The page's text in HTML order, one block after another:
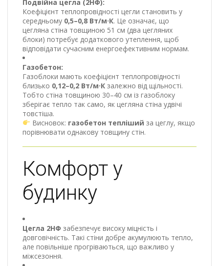
Подвійна цегла (2НФ):
Коефіцієнт теплопровідності цегли становить у
середньому 0,5–0,8 Вт/м·К. Це означає, що
цегляна стіна товщиною 51 см (два цегляних
блоки) потребує додаткового утеплення, щоб
відповідати сучасним енергоефективним нормам.
Газобетон:
Газоблоки мають коефіцієнт теплопровідності
близько 0,12–0,2 Вт/м·К залежно від щільності.
Тобто стіна товщиною 30–40 см із газоблоку
зберігає тепло так само, як цегляна стіна удвічі
товстіша.
Висновок: газобетон тепліший за цеглу, якщо
порівнювати однакову товщину стін.
Комфорт у
будинку
Цегла 2НФ забезпечує високу міцність і
довговічність. Такі стіни добре акумулюють тепло,
але повільніше прогріваються, що важливо у
міжсезоння.